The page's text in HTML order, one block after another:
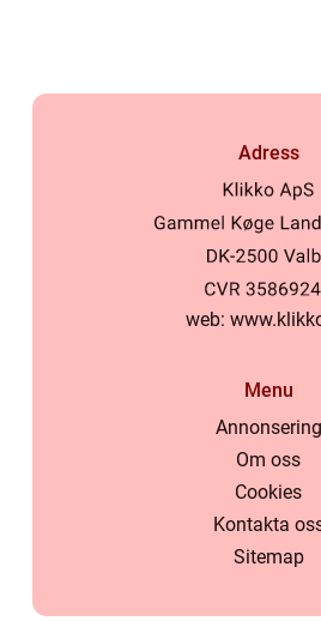
Adress
web:
Menu
Annonsering
Om oss
Cookies
Kontakta
Sitemap